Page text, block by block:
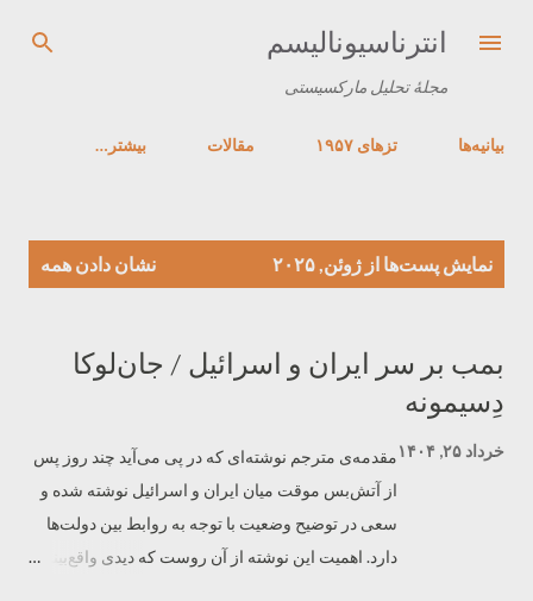
رد شدن به محتوای اصلیانترناسیونالیسم
مجلهٔ تحلیل مارکسیستی
بیانیه‌ها تزهای ۱۹۵۷ مقالات ‏بیشتر…
نمایش پست‌ها از ژوئن, ۲۰۲۵ نشان دادن همه
بمب بر سر ایران و اسرائیل / جان‌لوکا
دِسیمونه
خرداد ۲۵, ۱۴۰۴
مقدمه‌ی مترجم نوشته‌ای که در پی می‌آید چند روز پس
از آتش‌بس موقت میان ایران و اسرائیل نوشته شده و
سعی در توضیح وضعیت با توجه به روابط بین دولت‌ها
دارد. اهمیت این نوشته از آن روست که دیدی واقع‌بینانه